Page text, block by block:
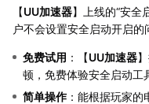
【UU加速器】上线的“安全
户不会设置安全启动开启的
免费试用 ：【UU加速器
顿，免费体验安全启动工
简单操作：能根据玩家的